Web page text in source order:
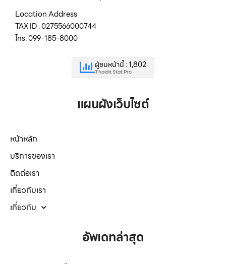
Location Address
TAX ID : 0275566000744
โทร. 099-185-8000
ผู้ชมหน้านี้ : 1,802
Thaidit Stat Pro
แผนผังเว็บไซต์
หน้าหลัก
บริการของเรา
ติดต่อเรา
เกี่ยวกับเรา
เกี่ยวกับ
อัพเดทล่าสุด